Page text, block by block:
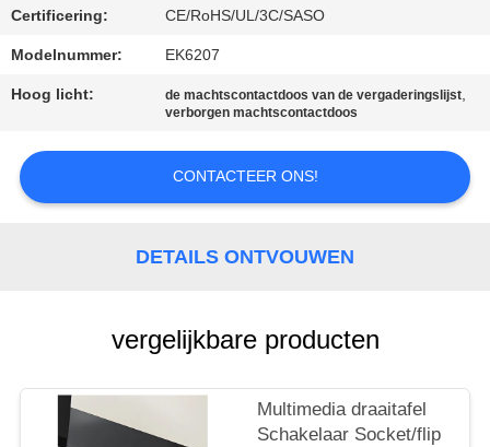
GEVALLEN
CONFERENCE
SOLUTION
POLICY
Certificering: CE/RoHS/UL/3C/SASO
Modelnummer: EK6207
Hoog licht: de machtscontactdoos van de vergaderingslijst,
verborgen machtscontactdoos
CONTACTEER ONS!
DETAILS ONTVOUWEN
vergelijkbare producten
Multimedia draaitafel
Schakelaar Socket/flip